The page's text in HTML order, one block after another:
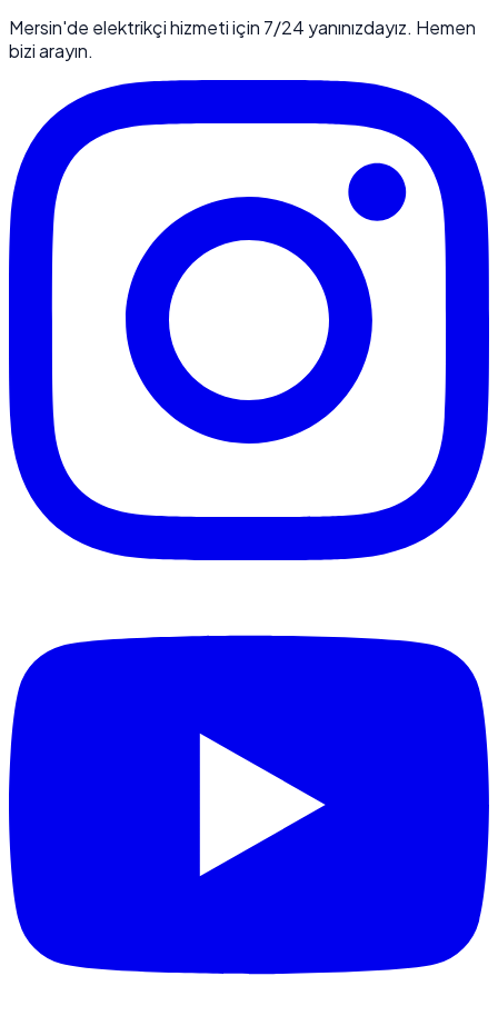
Mersin'de elektrikçi hizmeti için 7/24 yanınızdayız. Hemen
bizi arayın.